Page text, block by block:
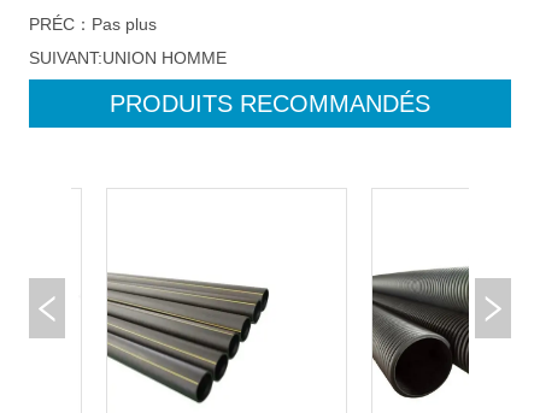
PRÉC： Pas plus
SUIVANT:UNION HOMME
PRODUITS RECOMMANDÉS